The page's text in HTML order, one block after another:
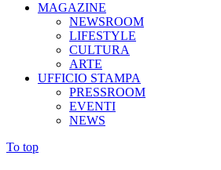
MAGAZINE
NEWSROOM
LIFESTYLE
CULTURA
ARTE
UFFICIO STAMPA
PRESSROOM
EVENTI
NEWS
To top